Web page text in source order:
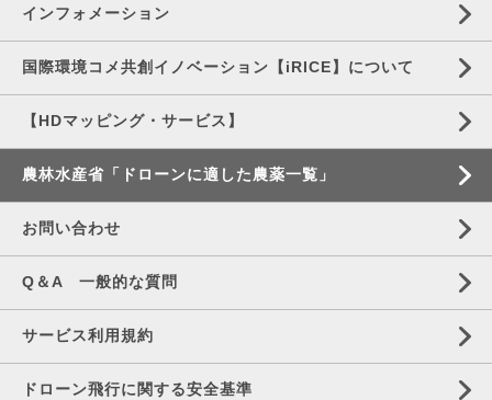
インフォメーション
国際環境コメ共創イノベーション【iRICE】について
【HDマッピング・サービス】
農林水産省「ドローンに適した農薬一覧」
お問い合わせ
Q＆A 一般的な質問
サービス利用規約
ドローン飛行に関する安全基準